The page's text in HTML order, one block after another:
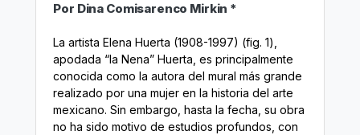
Por Dina Comisarenco Mirkin *
La artista Elena Huerta (1908-1997) (fig. 1),
apodada “la Nena” Huerta, es principalmente
conocida como la autora del mural más grande
realizado por una mujer en la historia del arte
mexicano. Sin embargo, hasta la fecha, su obra
no ha sido motivo de estudios profundos, con